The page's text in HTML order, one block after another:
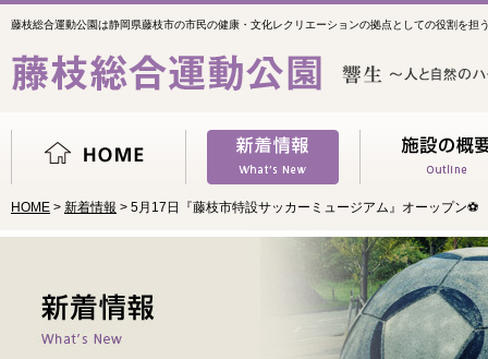
藤枝総合運動公園は静岡県藤枝市の市民の健康・文化レクリエーションの拠点としての役割を担
HOME > 新着情報 > 5月17日『藤枝市特設サッカーミュージアム』オーップン⚽